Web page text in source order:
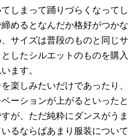
しまって踊りづらくなってし
めるとなんだか格好がつかな
サイズは普段のものと同じサ
したシルエットのものを購入
ます。
楽しみたいだけであったり、
ーションが上がるといったと
が、ただ純粋にダンスがうま
るならばあまり服装について